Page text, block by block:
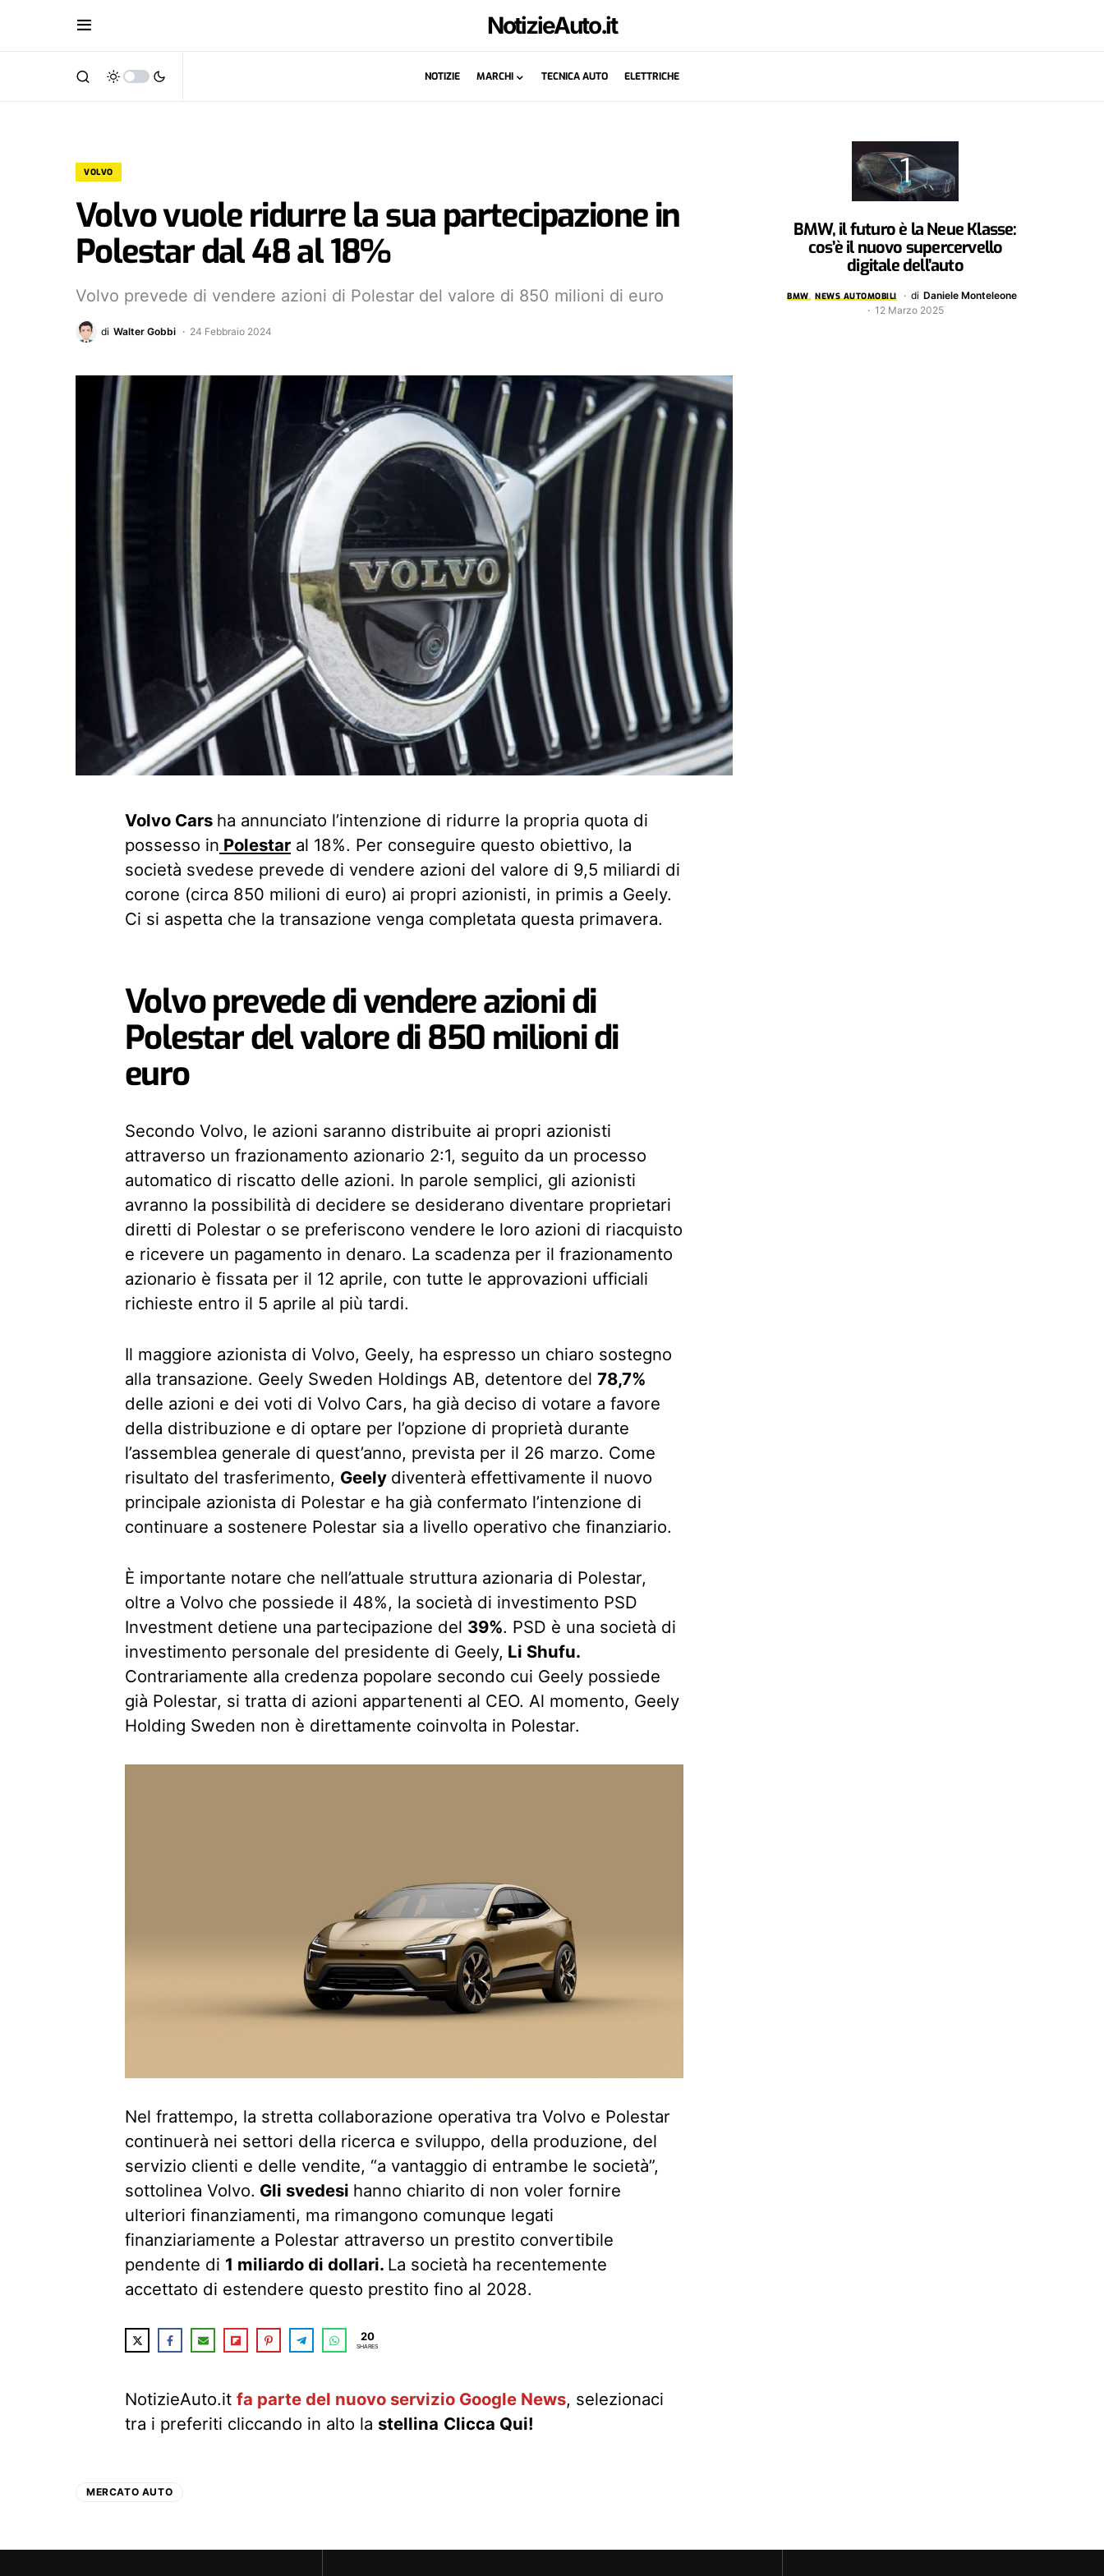
NotizieAuto.it
NOTIZIE MARCHI TECNICA AUTO ELETTRICHE
VOLVO
Volvo vuole ridurre la sua partecipazione in
Polestar dal 48 al 18%
Volvo prevede di vendere azioni di Polestar del valore di 850 milioni di euro
di Walter Gobbi 24 Febbraio 2024
Volvo Cars ha annunciato l’intenzione di ridurre la propria quota di
possesso in Polestar al 18%. Per conseguire questo obiettivo, la
società svedese prevede di vendere azioni del valore di 9,5 miliardi di
corone (circa 850 milioni di euro) ai propri azionisti, in primis a Geely.
Ci si aspetta che la transazione venga completata questa primavera.
Volvo prevede di vendere azioni di
Polestar del valore di 850 milioni di
euro
Secondo Volvo, le azioni saranno distribuite ai propri azionisti
attraverso un frazionamento azionario 2:1, seguito da un processo
automatico di riscatto delle azioni. In parole semplici, gli azionisti
avranno la possibilità di decidere se desiderano diventare proprietari
diretti di Polestar o se preferiscono vendere le loro azioni di riacquisto
e ricevere un pagamento in denaro. La scadenza per il frazionamento
azionario è fissata per il 12 aprile, con tutte le approvazioni ufficiali
richieste entro il 5 aprile al più tardi.
Il maggiore azionista di Volvo, Geely, ha espresso un chiaro sostegno
alla transazione. Geely Sweden Holdings AB, detentore del 78,7%
delle azioni e dei voti di Volvo Cars, ha già deciso di votare a favore
della distribuzione e di optare per l’opzione di proprietà durante
l’assemblea generale di quest’anno, prevista per il 26 marzo. Come
risultato del trasferimento, Geely diventerà effettivamente il nuovo
principale azionista di Polestar e ha già confermato l’intenzione di
continuare a sostenere Polestar sia a livello operativo che finanziario.
È importante notare che nell’attuale struttura azionaria di Polestar,
oltre a Volvo che possiede il 48%, la società di investimento PSD
Investment detiene una partecipazione del 39%. PSD è una società di
investimento personale del presidente di Geely, Li Shufu.
Contrariamente alla credenza popolare secondo cui Geely possiede
già Polestar, si tratta di azioni appartenenti al CEO. Al momento, Geely
Holding Sweden non è direttamente coinvolta in Polestar.
Nel frattempo, la stretta collaborazione operativa tra Volvo e Polestar
continuerà nei settori della ricerca e sviluppo, della produzione, del
servizio clienti e delle vendite, “a vantaggio di entrambe le società”,
sottolinea Volvo. Gli svedesi hanno chiarito di non voler fornire
ulteriori finanziamenti, ma rimangono comunque legati
finanziariamente a Polestar attraverso un prestito convertibile
pendente di 1 miliardo di dollari. La società ha recentemente
accettato di estendere questo prestito fino al 2028.
20
SHARES
NotizieAuto.it fa parte del nuovo servizio Google News, selezionaci
tra i preferiti cliccando in alto la stellina Clicca Qui!
MERCATO AUTO
BMW, il futuro è la Neue Klasse:
cos’è il nuovo supercervello
digitale dell’auto
BMW NEWS AUTOMOBILI di Daniele Monteleone
12 Marzo 2025